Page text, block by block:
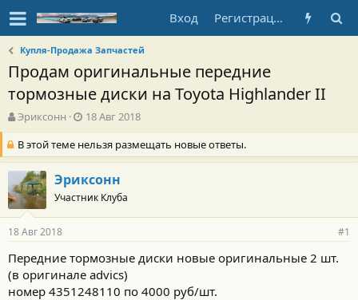
Вход Регистрация
Купля-Продажа Запчастей
Продам оригинальные передние
тормозные диски на Toyota Highlander II
А
в
т
о
р
т
е
м
ы
Эриксонн
Д
а
т
а
а
ч
а
а
18 Авг 2018
В этой теме нельзя размещать новые ответы.
Эриксонн
Участник Клуба
18 Авг 2018 #1
Передние тормозные диски новые оригинальные 2 шт.
(в оригинале advics)
номер 4351248110 по 4000 руб/шт.